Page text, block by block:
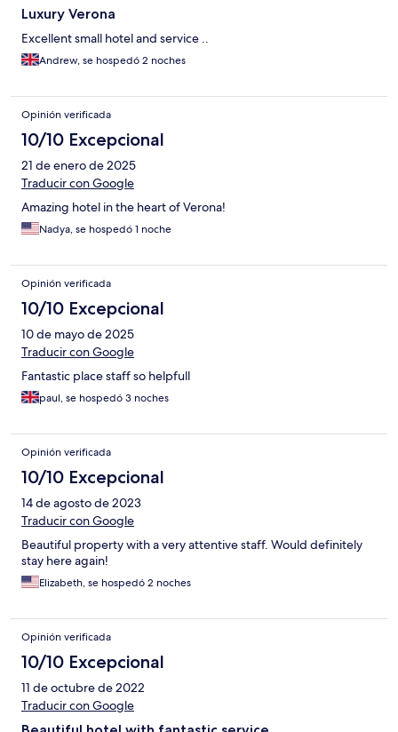
Luxury Verona
Excellent small hotel and service ..
Andrew, se hospedó 2 noches
Opinión verificada
10/10 Excepcional
21 de enero de 2025
Traducir con Google
Amazing hotel in the heart of Verona!
Nadya, se hospedó 1 noche
Opinión verificada
10/10 Excepcional
10 de mayo de 2025
Traducir con Google
Fantastic place staff so helpfull
paul, se hospedó 3 noches
Opinión verificada
10/10 Excepcional
14 de agosto de 2023
Traducir con Google
Beautiful property with a very attentive staff. Would definitely
stay here again!
Elizabeth, se hospedó 2 noches
Opinión verificada
10/10 Excepcional
11 de octubre de 2022
Traducir con Google